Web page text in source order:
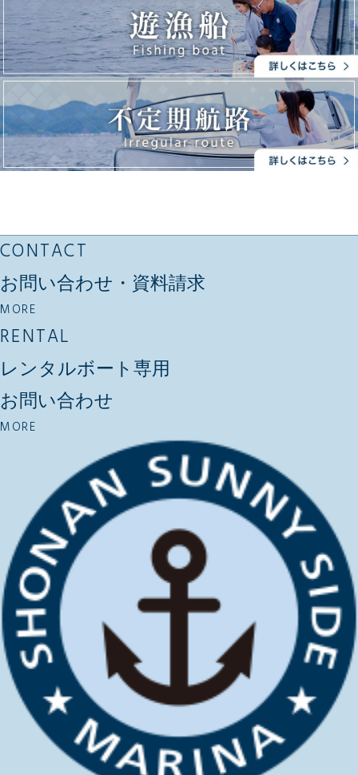
CONTACT
お問い合わせ・資料請求
MORE
RENTAL
レンタルボート専用
お問い合わせ
MORE